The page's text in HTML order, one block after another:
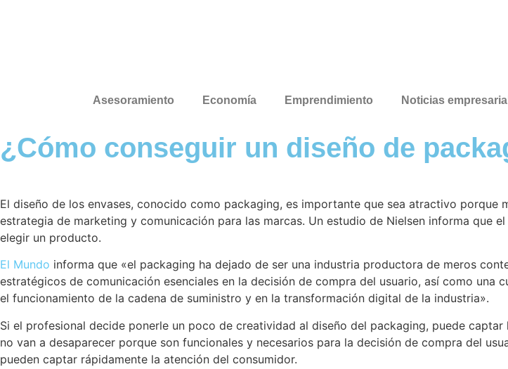
Asesoramiento Economía Emprendimiento Noticias
¿Cómo conseguir un diseño de
El diseño de los envases, conocido como packaging, es importante que sea atractivo
estrategia de marketing y comunicación para las marcas. Un estudio de Nielsen informa que
elegir un producto.
El Mundo informa que «el packaging ha dejado de ser una industria productora de meros
estratégicos de comunicación esenciales en la decisión de compra del usuario, así como
el funcionamiento de la cadena de suministro y en la transformación digital de la industria».
Si el profesional decide ponerle un poco de creatividad al diseño del packaging, puede
no van a desaparecer porque son funcionales y necesarios para la decisión de compra del
pueden captar rápidamente la atención del consumidor.